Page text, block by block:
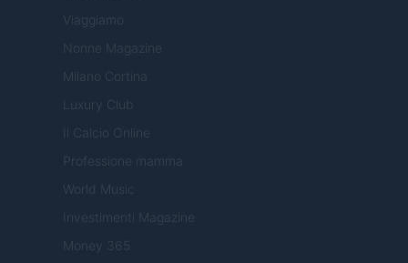
Viaggiamo
Nonne Magazine
Milano Cortina
Luxury Club
Il Calcio Online
Professione mamma
World Music
Investimenti Magazine
Money 365